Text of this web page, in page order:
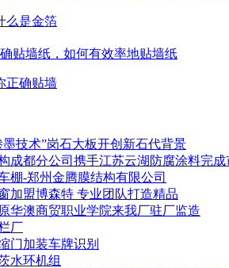
么是金箔
正确贴墙
墨技术”岗石大板开创新石代背景
成都分公司携手江苏云湖防腐涂料完成
棚-郑州金腾膜结构有限公司
加盟博森特 专业团队打造精品
华澳商贸职业学院来我厂驻厂监造
厂
门加装车牌识别
水环机组